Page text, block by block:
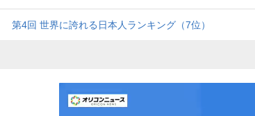
第4回 世界に誇れる日本人ランキング（7位）